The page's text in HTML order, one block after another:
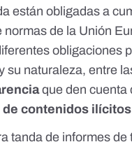
están obligadas a
normas de la Unión
obligaciones
su naturaleza, entre
que den
de contenidos
tanda de informes